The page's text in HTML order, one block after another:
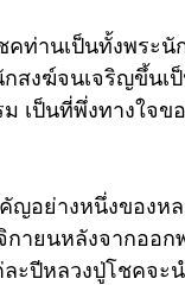
คท่านเป็นทั้งพระ
สงฆ์จนเจริญขึ้นเ
ม เป็นที่พึ่งทางใจ
ญอย่างหนึ่งของห
กายนหลังจากออ
ะปีหลวงปู่โชคจะ